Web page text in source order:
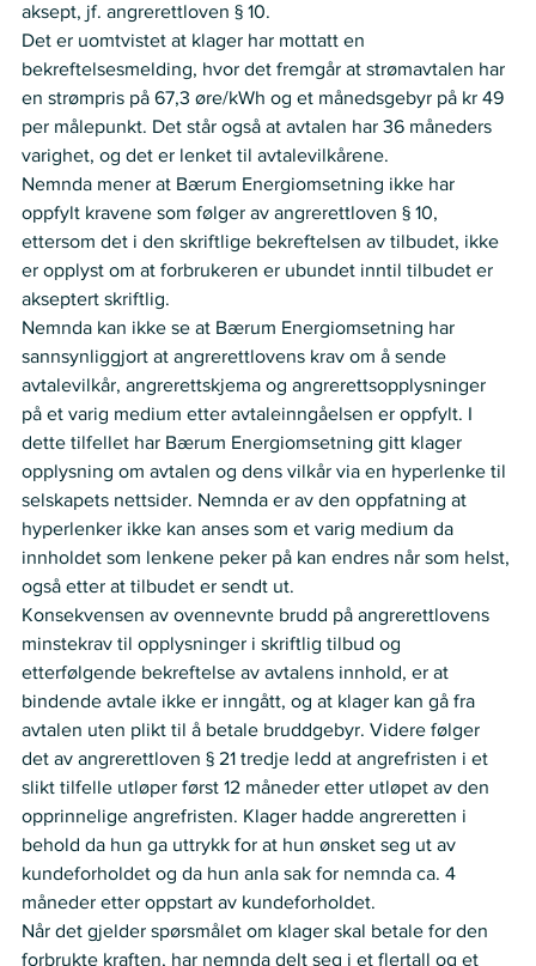
aksept, jf. angrerettloven § 10.
Det er uomtvistet at klager har mottatt en
bekreftelsesmelding, hvor det fremgår at strømavtalen har
en strømpris på 67,3 øre/kWh og et månedsgebyr på kr 49
per målepunkt. Det står også at avtalen har 36 måneders
varighet, og det er lenket til avtalevilkårene.
Nemnda mener at Bærum Energiomsetning ikke har
oppfylt kravene som følger av angrerettloven § 10,
ettersom det i den skriftlige bekreftelsen av tilbudet, ikke
er opplyst om at forbrukeren er ubundet inntil tilbudet er
akseptert skriftlig.
Nemnda kan ikke se at Bærum Energiomsetning har
sannsynliggjort at angrerettlovens krav om å sende
avtalevilkår, angrerettskjema og angrerettsopplysninger
på et varig medium etter avtaleinngåelsen er oppfylt. I
dette tilfellet har Bærum Energiomsetning gitt klager
opplysning om avtalen og dens vilkår via en hyperlenke til
selskapets nettsider. Nemnda er av den oppfatning at
hyperlenker ikke kan anses som et varig medium da
innholdet som lenkene peker på kan endres når som helst,
også etter at tilbudet er sendt ut.
Konsekvensen av ovennevnte brudd på angrerettlovens
minstekrav til opplysninger i skriftlig tilbud og
etterfølgende bekreftelse av avtalens innhold, er at
bindende avtale ikke er inngått, og at klager kan gå fra
avtalen uten plikt til å betale bruddgebyr. Videre følger
det av angrerettloven § 21 tredje ledd at angrefristen i et
slikt tilfelle utløper først 12 måneder etter utløpet av den
opprinnelige angrefristen. Klager hadde angreretten i
behold da hun ga uttrykk for at hun ønsket seg ut av
kundeforholdet og da hun anla sak for nemnda ca. 4
måneder etter oppstart av kundeforholdet.
Når det gjelder spørsmålet om klager skal betale for den
forbrukte kraften, har nemnda delt seg i et flertall og et